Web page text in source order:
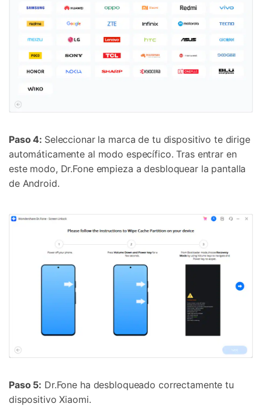
Paso 4: Seleccionar la marca de tu dispositivo te dirige
automáticamente al modo específico. Tras entrar en
este modo, Dr.Fone empieza a desbloquear la pantalla
de Android.
Paso 5: Dr.Fone ha desbloqueado correctamente tu
dispositivo Xiaomi.